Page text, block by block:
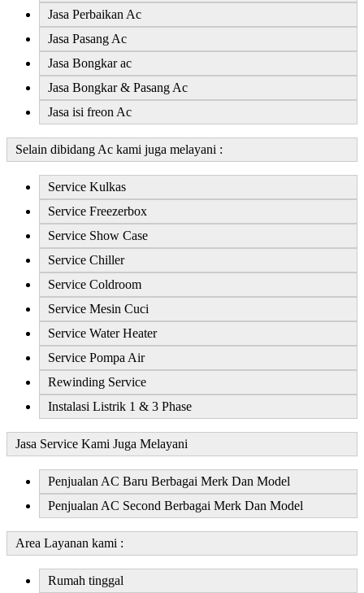
Jasa Perbaikan Ac
Jasa Pasang Ac
Jasa Bongkar ac
Jasa Bongkar & Pasang Ac
Jasa isi freon Ac
Selain dibidang Ac kami juga melayani :
Service Kulkas
Service Freezerbox
Service Show Case
Service Chiller
Service Coldroom
Service Mesin Cuci
Service Water Heater
Service Pompa Air
Rewinding Service
Instalasi Listrik 1 & 3 Phase
Jasa Service Kami Juga Melayani
Penjualan AC Baru Berbagai Merk Dan Model
Penjualan AC Second Berbagai Merk Dan Model
Area Layanan kami :
Rumah tinggal